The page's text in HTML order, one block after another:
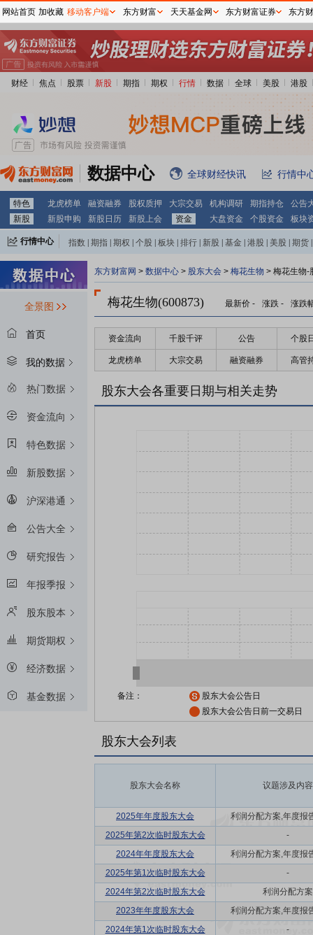
财经 焦点 股票 新股 期指 期权 行情 数据 全球 美股 港股
数据中心 全球财经快讯 行情中
特色 龙虎榜单 融资融券 股权质押 大宗交易 机构调研 期指持仓
公告
新股
新股申购 新股日历 新股上会 资金 大盘资金 个股资金 板块
行情中心 指数 期指 期权 个股 板块 排行 新股 基金 港股 美股 期货
全景图
首页
我的数据
热门数据
资金流向
特色数据
新股数据
沪深港通
公告大全
研究报告
年报季报
股东股本
期货期权
经济数据
基金数据
东方财富网 > 数据中心 > 股东大会 > 梅花生物 > 梅花生物-
梅花生物(600873) 最新价 - 涨跌 - 涨跌
资金流向 千股千评 公告 个股
龙虎榜单 大宗交易 融资融券 高管
股东大会各重要日期与相关走势
备注：
股东大会公告日
股东大会公告日前一交易日
股东大会列表
股东大会名称 议题涉及内容
2025年年度股东大会
利润分配方案,年度报
2025年第2次临时股东大会
-
2024年年度股东大会
利润分配方案,年度报
2025年第1次临时股东大会
-
2024年第2次临时股东大会
利润分配方案
2023年年度股东大会
利润分配方案,年度报
2024年第1次临时股东大会
-
网站首页 加收藏 移动客户端 东方财富 天天基金网 东方财富证券 东方